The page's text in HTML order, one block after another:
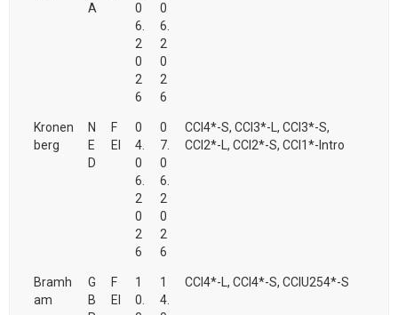
A
0
6.
2
0
2
6
0
6.
2
0
2
6
Kronen
berg
N
E
D
F
EI
0
4.
0
6.
2
0
2
6
0
7.
0
6.
2
0
2
6
CCI4*-S, CCI3*-L, CCI3*-S,
CCI2*-L, CCI2*-S, CCI1*-Intro
Bramh
am
G
B
F
EI
1
0.
1
4.
CCI4*-L, CCI4*-S, CCIU254*-S